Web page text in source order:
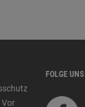
Vor
FOLGE